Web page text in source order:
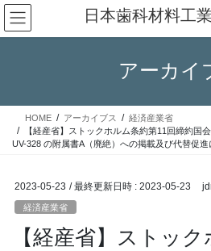
コ
ン
テ
ス
ナ
ビ
ゲ
ン
日本歯科材料工
アーカイ
HOME アーカイブス
経済産業省
【経産省】ストックホルム条約第11回締約国
UV-328 の附属書A（廃絶）への掲載及び代替促進
2023-05-23 / 最終更新日時 : 2023-05-23
経済産業省
【経産省】ストッ